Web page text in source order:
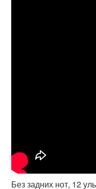
Без задних нот, 12